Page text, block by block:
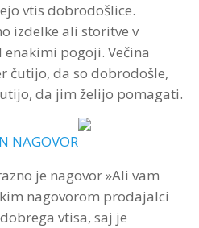
vtis dobrodošlice.
izdelke ali storitve v
pogoji. Večina
čutijo, da so dobrodošle,
da jim želijo pomagati.
NAGOVOR
je nagovor »Ali vam
nagovorom prodajalci
vtisa, saj je